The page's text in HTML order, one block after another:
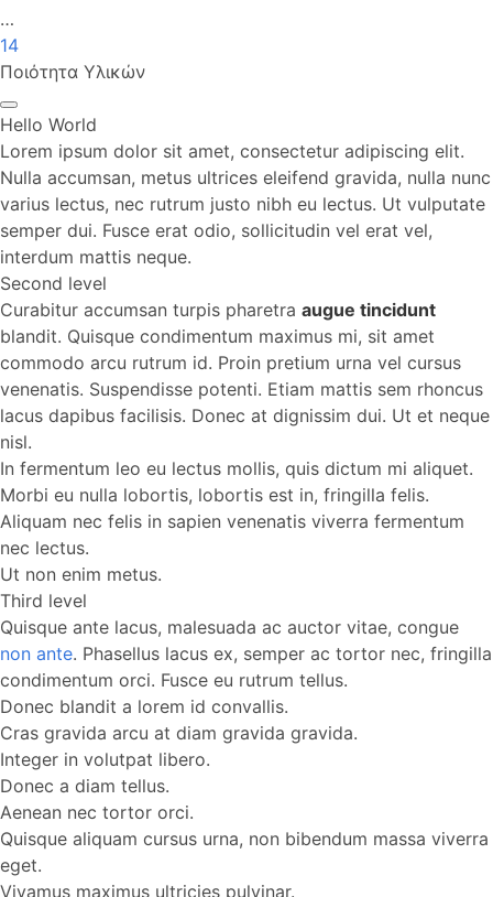
…
14
Ποιότητα Υλικών
Hello World
Lorem ipsum dolor sit amet, consectetur adipiscing elit.
Nulla accumsan, metus ultrices eleifend gravida, nulla nunc
varius lectus, nec rutrum justo nibh eu lectus. Ut vulputate
semper dui. Fusce erat odio, sollicitudin vel erat vel,
interdum mattis neque.
Second level
Curabitur accumsan turpis pharetra augue tincidunt
blandit. Quisque condimentum maximus mi, sit amet
commodo arcu rutrum id. Proin pretium urna vel cursus
venenatis. Suspendisse potenti. Etiam mattis sem rhoncus
lacus dapibus facilisis. Donec at dignissim dui. Ut et neque
nisl.
In fermentum leo eu lectus mollis, quis dictum mi aliquet.
Morbi eu nulla lobortis, lobortis est in, fringilla felis.
Aliquam nec felis in sapien venenatis viverra fermentum
nec lectus.
Ut non enim metus.
Third level
Quisque ante lacus, malesuada ac auctor vitae, congue
non ante. Phasellus lacus ex, semper ac tortor nec, fringilla
condimentum orci. Fusce eu rutrum tellus.
Donec blandit a lorem id convallis.
Cras gravida arcu at diam gravida gravida.
Integer in volutpat libero.
Donec a diam tellus.
Aenean nec tortor orci.
Quisque aliquam cursus urna, non bibendum massa viverra
eget.
Vivamus maximus ultricies pulvinar.